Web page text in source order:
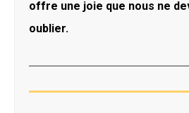
offre une joie que nous ne
oublier.